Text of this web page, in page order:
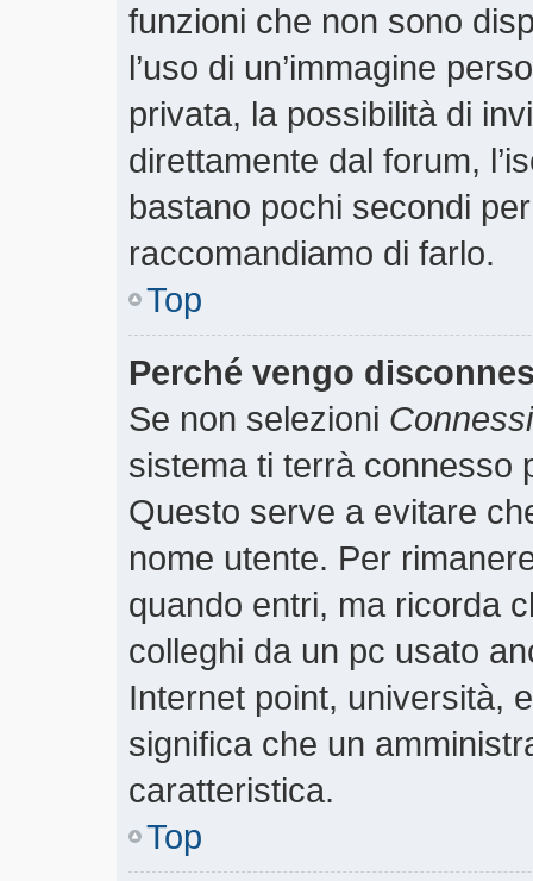
funzioni che non sono
l’uso di un’immagine
privata, la possibilità di
direttamente dal forum,
bastano pochi secondi
raccomandiamo di farlo.
Top
Perché vengo
Se non selezioni
sistema ti terrà connesso
Questo serve a evitare
nome utente. Per
quando entri, ma ricorda
colleghi da un pc usato
Internet point, università,
significa che un
caratteristica.
Top